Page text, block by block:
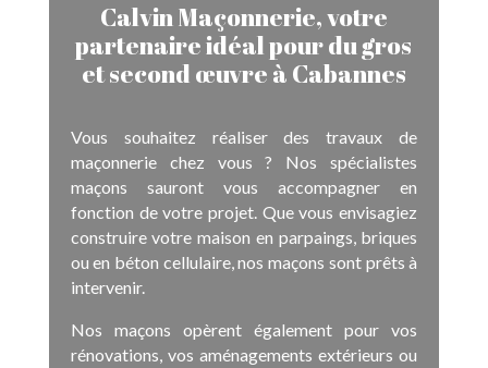
Calvin Maçonnerie, votre
partenaire idéal pour du gros
et second œuvre à Cabannes
Vous souhaitez réaliser des travaux de
maçonnerie chez vous ? Nos spécialistes
maçons sauront vous accompagner en
fonction de votre projet. Que vous envisagiez
construire votre maison en parpaings, briques
ou en béton cellulaire, nos maçons sont prêts à
intervenir.
Nos maçons opèrent également pour vos
rénovations, vos aménagements extérieurs ou